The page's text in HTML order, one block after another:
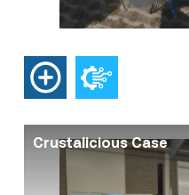
Crustalicious Case